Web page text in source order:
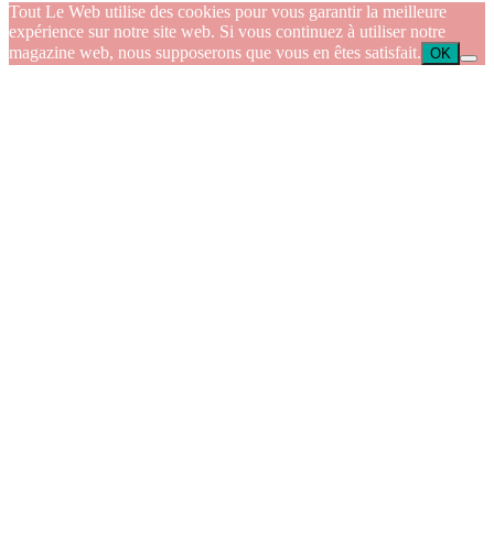
Tout Le Web utilise des cookies pour vous garantir la meilleure
expérience sur notre site web. Si vous continuez à utiliser notre
magazine web, nous supposerons que vous en êtes satisfait. OK